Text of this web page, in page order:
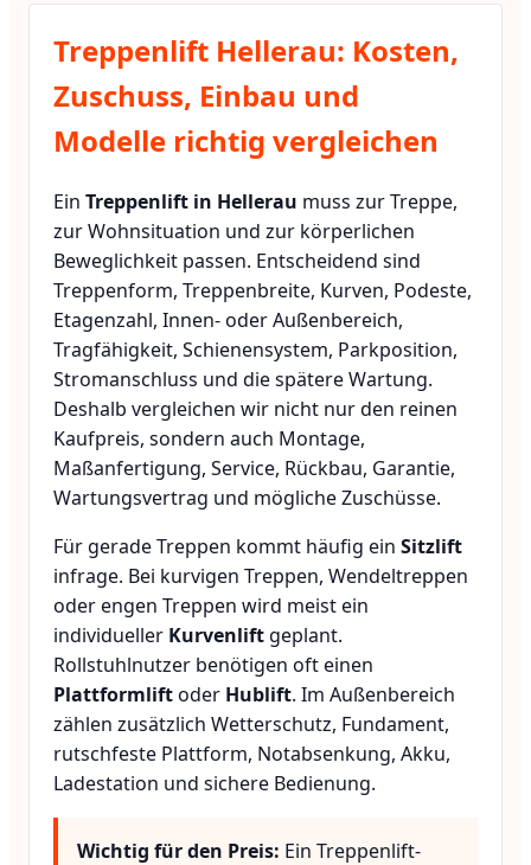
Treppenlift Hellerau: Kosten,
Zuschuss, Einbau und
Modelle richtig vergleichen
Ein Treppenlift in Hellerau muss zur Treppe,
zur Wohnsituation und zur körperlichen
Beweglichkeit passen. Entscheidend sind
Treppenform, Treppenbreite, Kurven, Podeste,
Etagenzahl, Innen- oder Außenbereich,
Tragfähigkeit, Schienensystem, Parkposition,
Stromanschluss und die spätere Wartung.
Deshalb vergleichen wir nicht nur den reinen
Kaufpreis, sondern auch Montage,
Maßanfertigung, Service, Rückbau, Garantie,
Wartungsvertrag und mögliche Zuschüsse.
Für gerade Treppen kommt häufig ein Sitzlift
infrage. Bei kurvigen Treppen, Wendeltreppen
oder engen Treppen wird meist ein
individueller Kurvenlift geplant.
Rollstuhlnutzer benötigen oft einen
Plattformliftoder Hublift. Im Außenbereich
zählen zusätzlich Wetterschutz, Fundament,
rutschfeste Plattform, Notabsenkung, Akku,
Ladestation und sichere Bedienung.
Wichtig für den Preis: Ein Treppenlift-